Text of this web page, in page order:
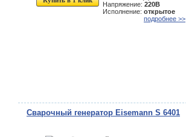
Напряжение: 220В
Исполнение: открытое
подробнее >>
Сварочный генератор Eisemann S 6401